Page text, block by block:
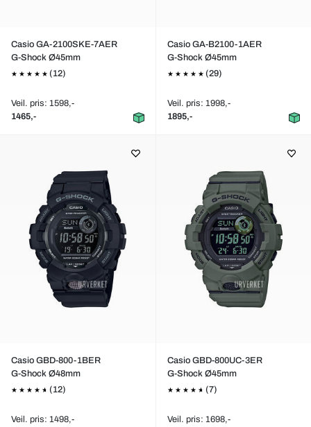
Casio GA-2100SKE-7AER
G-Shock Ø45mm
(12)
Veil. pris: 1598,-
1465,-
Casio GA-B2100-1AER
G-Shock Ø45mm
(29)
Veil. pris: 1998,-
1895,-
Casio GBD-800-1BER
G-Shock Ø48mm
(12)
Veil. pris: 1498,-
Casio GBD-800UC-3ER
G-Shock Ø45mm
(7)
Veil. pris: 1698,-